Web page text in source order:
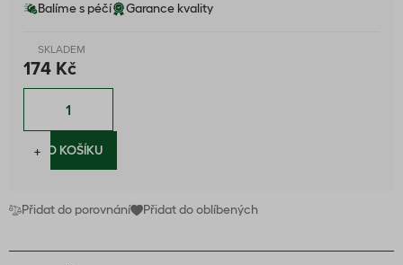
Balíme s péčí Garance kvality
SKLADEM
174 Kč
−
+DO KOŠÍKU
Přidat do porovnání Přidat do oblíbených